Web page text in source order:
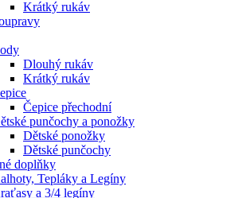
Krátký rukáv
Dlouhý rukáv
Krátký rukáv
Čepice přechodní
punčochy a ponožky
Dětské ponožky
Dětské punčochy
doplňky
Tepláky a Legíny
a 3/4 legíny